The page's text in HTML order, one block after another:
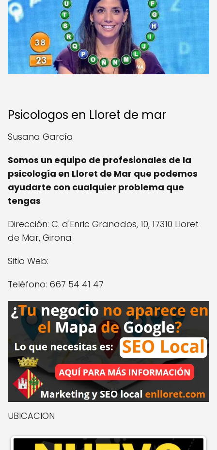
Psicologos en Lloret de mar
Susana García
Somos un equipo de profesionales de la
psicología en Lloret de Mar que podemos
ayudarte con cualquier problema que
tengas
Dirección: C. d'Enric Granados, 10, 17310 Lloret
de Mar, Girona
Sitio Web:
Teléfono: 667 54 41 47
UBICACION